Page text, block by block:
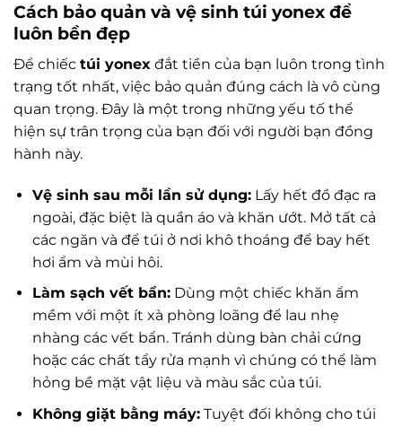
Cách bảo quản và vệ sinh túi yonex để
luôn bền đẹp
Để chiếc túi yonex đắt tiền của bạn luôn trong tình
trạng tốt nhất, việc bảo quản đúng cách là vô cùng
quan trọng. Đây là một trong những yếu tố thể
hiện sự trân trọng của bạn đối với người bạn đồng
hành này.
Vệ sinh sau mỗi lần sử dụng:Lấy hết đồ đạc ra
ngoài, đặc biệt là quần áo và khăn ướt. Mở tất cả
các ngăn và để túi ở nơi khô thoáng để bay hết
hơi ẩm và mùi hôi.
Làm sạch vết bẩn:Dùng một chiếc khăn ẩm
mềm với một ít xà phòng loãng để lau nhẹ
nhàng các vết bẩn. Tránh dùng bàn chải cứng
hoặc các chất tẩy rửa mạnh vì chúng có thể làm
hỏng bề mặt vật liệu và màu sắc của túi.
Không giặt bằng máy:Tuyệt đối không cho túi